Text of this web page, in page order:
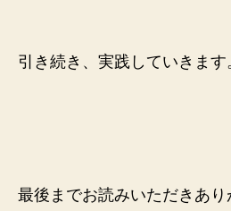
引き続き、実践していきます
最後までお読みいただきあり